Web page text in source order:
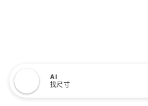
AI
找尺寸